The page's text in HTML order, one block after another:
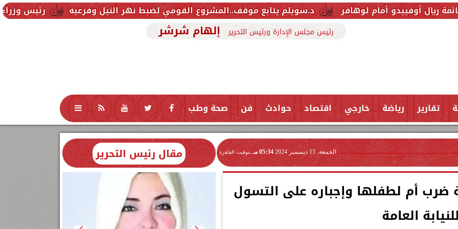
رئيس وزراء العراق يتلقى د.سويلم يتابع موقف..المشروع القومي لضبط نهر النيل وفرعيه أمام لوهافر
رئيس مجلس الإدارة ورئيس التحرير إلهام شرشر
تقارير رياضة خارجي اقتصاد حوادث فن صحة وطب تكنولوجيا منوعات محافظات
الجمعة، 13 ديسمبر 2024 05:34 مـ بتوقيت القاهرة
ضرب أم لطفلها وإجباره على التسول
للنيابة العامة
مقال رئيس التحرير